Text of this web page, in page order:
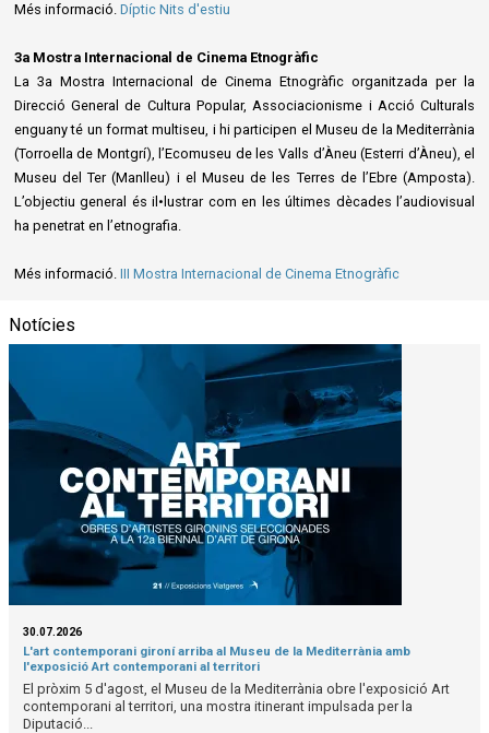
Més informació. Díptic Nits d'estiu
3a Mostra Internacional de Cinema Etnogràfic
La 3a Mostra Internacional de Cinema Etnogràfic organitzada per la
Direcció General de Cultura Popular, Associacionisme i Acció Culturals
enguany té un format multiseu, i hi participen el Museu de la Mediterrània
(Torroella de Montgrí), l’Ecomuseu de les Valls d’Àneu (Esterri d’Àneu), el
Museu del Ter (Manlleu) i el Museu de les Terres de l’Ebre (Amposta).
L’objectiu general és il•lustrar com en les últimes dècades l’audiovisual
ha penetrat en l’etnografia.
Més informació. III Mostra Internacional de Cinema Etnogràfic
Notícies
30.07.2026
L'art contemporani gironí arriba al Museu de la Mediterrània amb
l'exposició Art contemporani al territori
El pròxim 5 d'agost, el Museu de la Mediterrània obre l'exposició Art
contemporani al territori, una mostra itinerant impulsada per la
Diputació...